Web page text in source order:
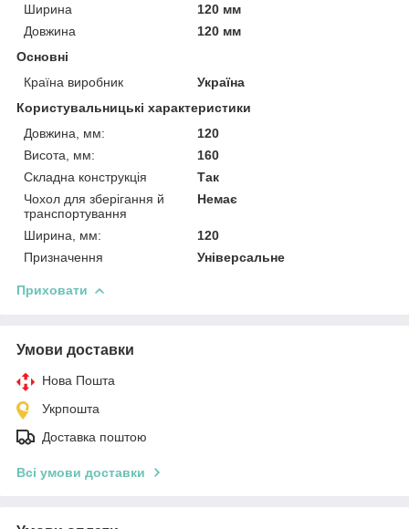
Ширина
120 мм
Довжина
120 мм
Основні
Країна виробник
Україна
Користувальницькі характеристики
Довжина, мм:
120
Висота, мм:
160
Складна конструкція
Так
Чохол для зберігання й
транспортування
Немає
Ширина, мм:
120
Призначення
Універсальне
Приховати
Умови доставки
Нова Пошта
Укрпошта
Доставка поштою
Всі умови доставки